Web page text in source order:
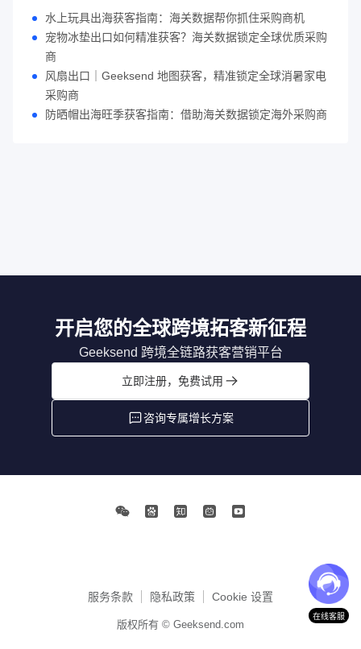
水上玩具出海获客指南：海关数据帮你抓住采购商机
宠物冰垫出口如何精准获客？海关数据锁定全球优质采购
商
风扇出口｜Geeksend 地图获客，精准锁定全球消暑家电
采购商
防晒帽出海旺季获客指南：借助海关数据锁定海外采购商
开启您的全球跨境拓客新征程
Geeksend 跨境全链路获客营销平台
立即注册，免费试用
咨询专属增长方案
服务条款 隐私政策 Cookie 设置
版权所有 © Geeksend.com
在线客服